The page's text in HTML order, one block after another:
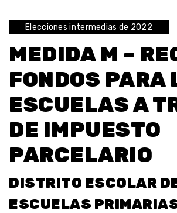
Elecciones intermedias de 2022
MEDIDA M –
FONDOS PARA
ESCUELAS A
DE IMPUESTO
PARCELARIO
DISTRITO ESCOLAR
ESCUELAS